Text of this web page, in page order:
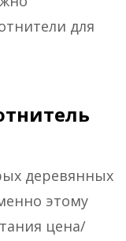
для
деревянных
этому
цена/